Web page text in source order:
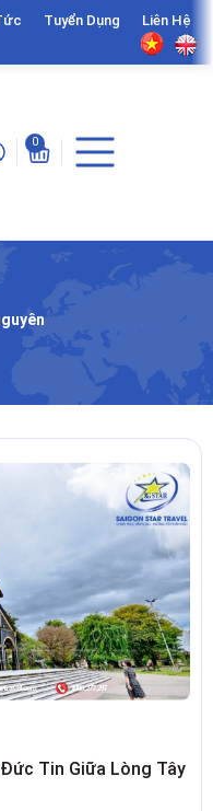
Tuyển Dụng Liên Hệ
0
Tin Giữa Lòng Tây